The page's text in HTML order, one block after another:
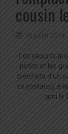
cousin
16 juillet 2018
Les yaourts
petits et les
bienfaits d’un
os costaux), à
ami le